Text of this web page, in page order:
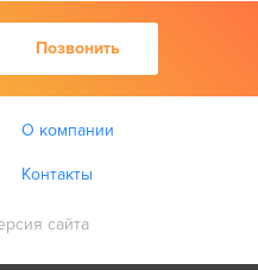
Позвонить
О компании
Контакты
сайта